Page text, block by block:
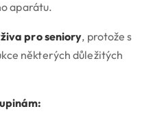
aparátu.
pro seniory, protože s
některých důležitých